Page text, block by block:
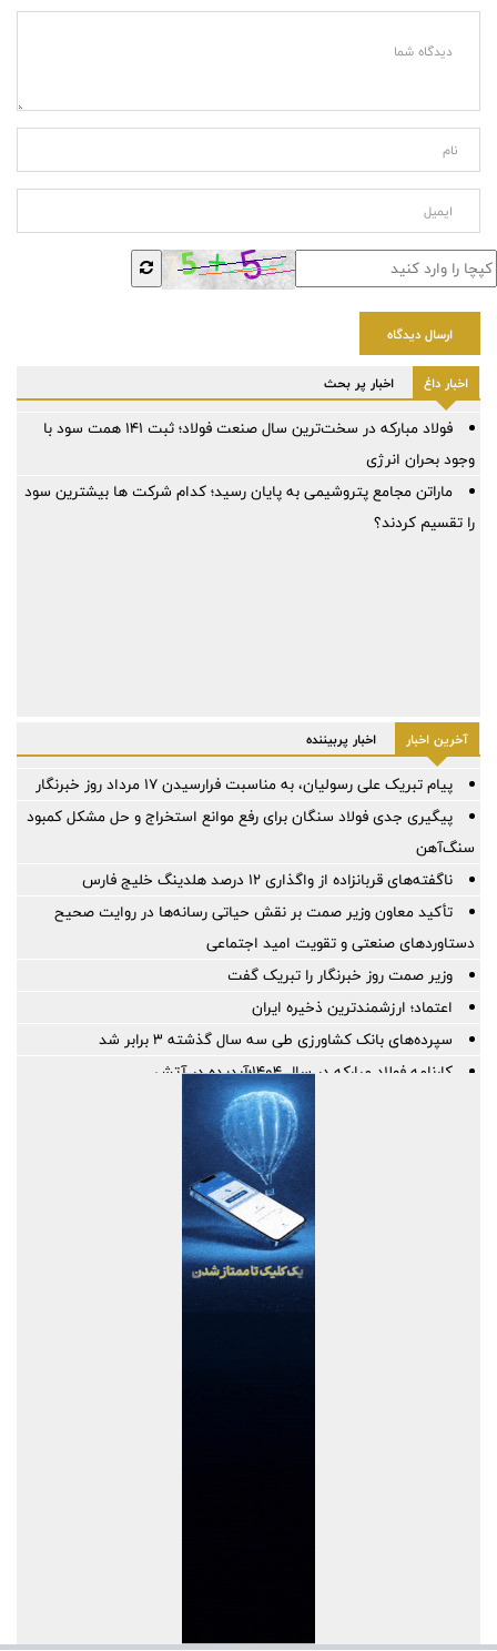
ارسال دیدگاه
اخبار داغ اخبار پر بحث
فولاد مبارکه در سخت‌ترین سال صنعت فولاد؛ ثبت ۱۴۱ همت سود با
وجود بحران انرژی
ماراتن مجامع پتروشیمی به پایان رسید؛ کدام شرکت ها بیشترین سود
را تقسیم کردند؟
آخرین اخبار اخبار پربیننده
پیام تبریک علی رسولیان، به مناسبت فرارسیدن ۱۷ مرداد روز خبرنگار
پیگیری جدی فولاد سنگان برای رفع موانع استخراج و حل مشکل کمبود
سنگ‌آهن
ناگفته‌های قربانزاده از واگذاری ۱۲ درصد هلدینگ خلیج فارس
تأکید معاون وزیر صمت بر نقش حیاتی رسانه‌ها در روایت صحیح
دستاوردهای صنعتی و تقویت امید اجتماعی
وزیر صمت روز خبرنگار را تبریک گفت
اعتماد؛ ارزشمندترین ذخیره ایران
سپرده‌های بانک کشاورزی طی سه سال گذشته ۳ برابر شد
کارنامه فولاد مبارکه در سال ۱۴۰۴؛آبدیده در آتش
ایستادگی و سازندگی ما، نیازمند روایت شماست
تعامل با رسانه‌ها، پل ارتباطی شفافیت و اعتماد عمومی است
بانک صنعت و معدن؛ پیشران تأمین مالی صنایع راهبردی و توسعه
بازدید معاون حقوقی و وصول مطالبات بانک صنعت و معدن از طرح
موافقت صندوق توسعه ملی با پرداخت تسهیلات ارزی به صنایع آسیب
هدیه ۲۰۰ گیگابایتی دولت برای خبرنگاران ایرانسلی